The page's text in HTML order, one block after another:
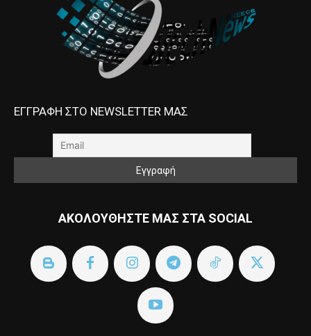
ΕΓΓΡΑΦΗ ΣΤΟ NEWSLETTER ΜΑΣ
ΑΚΟΛΟΥΘΗΣΤΕ ΜΑΣ ΣΤΑ SOCIAL